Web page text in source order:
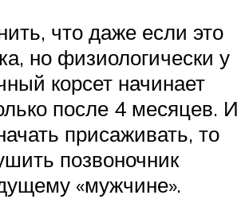
что даже если это
но физиологически у
корсет начинает
после 4 месяцев. И
присаживать, то
позвоночник
«мужчине».